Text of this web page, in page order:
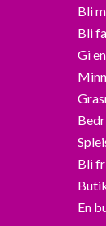
Bli
Bli
Gi
Bli
En